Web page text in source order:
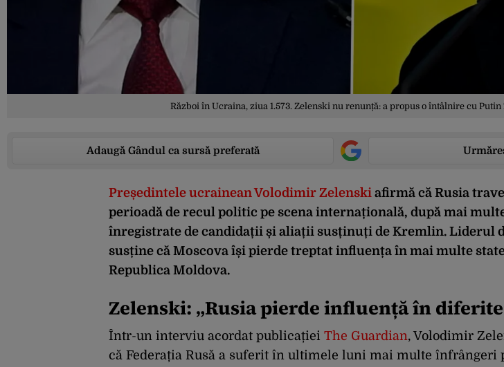
Război în Ucraina, ziua 1.573. Zelenski nu renunță: a propus o întâlnire cu Putin
Adaugă Gândul ca sursă preferată
Președintele ucrainean Volodimir Zelenski afirmă că Rusia
perioadă de recul politic pe scena internațională, după mai
înregistrate de candidații și aliații susținuți de Kremlin. Liderul
susține că Moscova își pierde treptat influența în mai multe
Republica Moldova.
Zelenski: „Rusia pierde influență în
Într-un interviu acordat publicației The Guardian, Volodimir
că Federația Rusă a suferit în ultimele luni mai multe înfrângeri